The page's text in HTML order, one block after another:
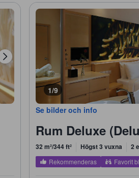
1/9
Se bilder och info
Rum Deluxe
32 m²/344 ft² Högst 3 vuxna 2
Rekommenderas Favorit